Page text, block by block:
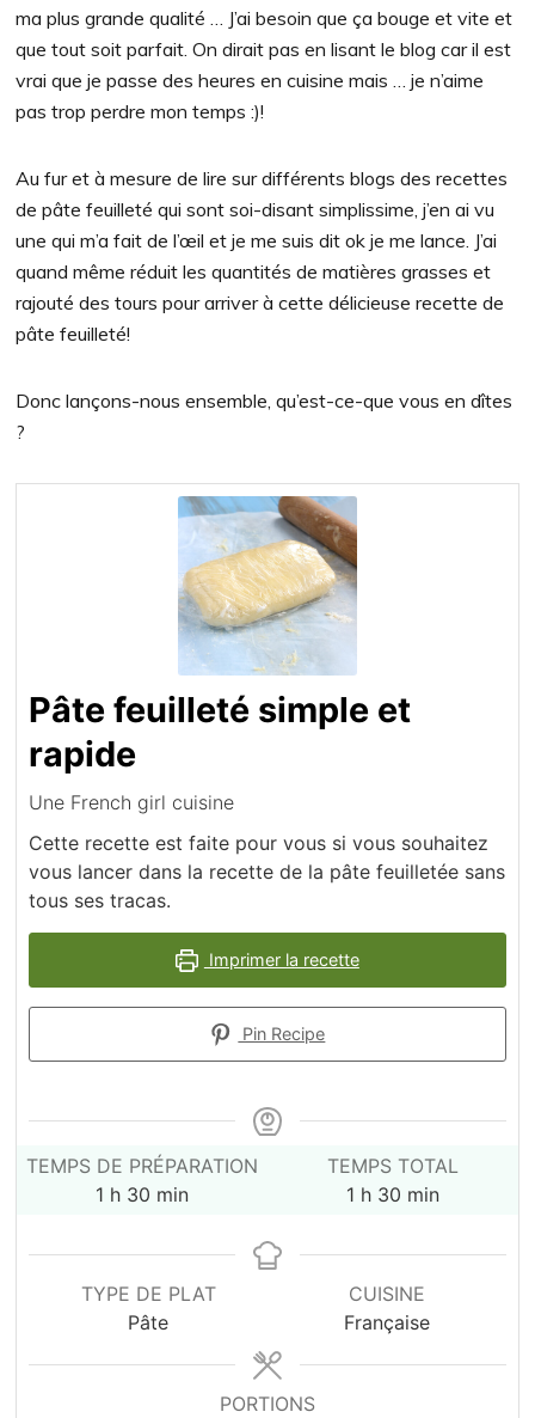
ma plus grande qualité … J’ai besoin que ça bouge et vite et
que tout soit parfait. On dirait pas en lisant le blog car il est
vrai que je passe des heures en cuisine mais … je n’aime
pas trop perdre mon temps :)!
Au fur et à mesure de lire sur différents blogs des recettes
de pâte feuilleté qui sont soi-disant simplissime, j’en ai vu
une qui m’a fait de l’œil et je me suis dit ok je me lance. J’ai
quand même réduit les quantités de matières grasses et
rajouté des tours pour arriver à cette délicieuse recette de
pâte feuilleté!
Donc lançons-nous ensemble, qu’est-ce-que vous en dîtes
?
Pâte feuilleté simple et
rapide
Une French girl cuisine
Cette recette est faite pour vous si vous souhaitez
vous lancer dans la recette de la pâte feuilletée sans
tous ses tracas.
Imprimer la recette
Pin Recipe
TEMPS DE PRÉPARATION
1 heure
h 30 minutes
min
TEMPS TOTAL
1heure
h 30minutes
min
TYPE DE PLAT
Pâte
CUISINE
Française
PORTIONS